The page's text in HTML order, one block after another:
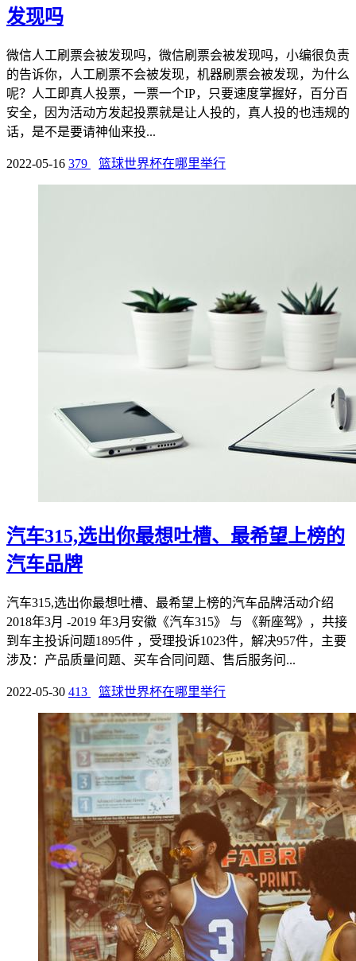
发现吗
微信人工刷票会被发现吗，微信刷票会被发现吗，小编很负责
的告诉你，人工刷票不会被发现，机器刷票会被发现，为什么
呢？人工即真人投票，一票一个IP，只要速度掌握好，百分百
安全，因为活动方发起投票就是让人投的，真人投的也违规的
话，是不是要请神仙来投...
2022-05-16 379 篮球世界杯在哪里举行
汽车315,选出你最想吐槽、最希望上榜的
汽车品牌
汽车315,选出你最想吐槽、最希望上榜的汽车品牌活动介绍
2018年3月 -2019 年3月安徽《汽车315》 与 《新座驾》，共接
到车主投诉问题1895件 ，受理投诉1023件，解决957件，主要
涉及：产品质量问题、买车合同问题、售后服务问...
2022-05-30 413 篮球世界杯在哪里举行